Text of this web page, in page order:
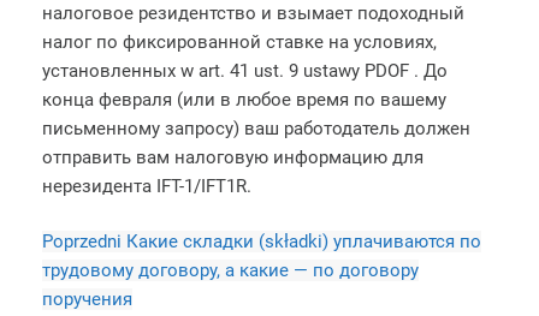
налоговое резидентство и взымает подоходный
налог по фиксированной ставке на условиях,
установленных w art. 41 ust. 9 ustawy PDOF . До
конца февраля (или в любое время по вашему
письменному запросу) ваш работодатель должен
отправить вам налоговую информацию для
нерезидента IFT-1/IFT1R.
Poprzedni Какие складки (składki) уплачиваются по
трудовому договору, а какие — по договору
поручения